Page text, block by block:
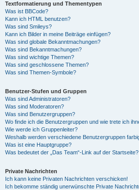
Textformatierung und Thementypen
Was ist BBCode?
Kann ich HTML benutzen?
Was sind Smileys?
Kann ich Bilder in meine Beiträge einfügen?
Was sind globale Bekanntmachungen?
Was sind Bekanntmachungen?
Was sind wichtige Themen?
Was sind geschlossene Themen?
Was sind Themen-Symbole?
Benutzer-Stufen und Gruppen
Was sind Administratoren?
Was sind Moderatoren?
Was sind Benutzergruppen?
Wo finde ich die Benutzergruppen und wie trete ich
Wie werde ich Gruppenleiter?
Weshalb werden verschiedene Benutzergruppen
Was ist eine Hauptgruppe?
Was bedeutet der „Das Team“-Link auf der Startseite?
Private Nachrichten
Ich kann keine Privaten Nachrichten verschicken!
Ich bekomme ständig unerwünschte Private